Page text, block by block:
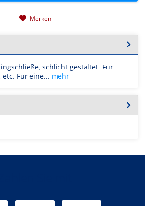
Merken
schlicht gestaltet. Für
Für eine... mehr